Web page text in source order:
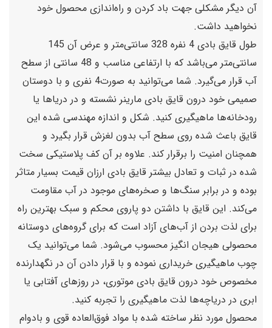
آن دیگر مشکلی جهت باد کردن و راه‌اندازی محصول خود
نخواهید داشت.
طول قایق بادی 4 نفره 328 سانتی‌متر و عرض آن 145
سانتی‌متر می‌باشد که با ارتفاعی مناسب و 48 سانتی از سطح
آب قرار می‌گیرد. شما می‌توانید به صورت4 نفری و با دوستان
صمیمی خود درون قایق بادی مارینر نشسته و در دریاها یا
رودخانه‌ها ماهیگیری کنید. شکل و اندازه مهندسی شده این
قایق باعث شده روی سطح آب بدون لغزش قرار بگیرد و
همچنان امنیت را برقرار کند. علاوه بر آن کف پلاستیکی سخت
شده در ثبات و تعادل بیشتر قایق بادی ارزان قیمت بسیار متاثر
بوده و در برابر سنگ‌ها و صخره‌های موجود در آب مقاومت
می‌کند. این قایق با داشتن دو پاروی محکم و سبک بهترین راه
برای لذت بردن از آب‌های آزاد است که برای گروه‌های دوستانه
محصولی هیجان انگیز محسوب می‌شود. شما می‌توانید یک
چوب ماهیگیری خریداری نموده و با قرار دادن آن در نگهدارنده
مخصوص خود درون قایق بادی موتوری، در روزهای آفتابی یا
ابری در دریاچه‌ها لذت ماهیگیری را تجربه کنید.
محصول مورد نظر ساخته شده با مواد فوق‌العاده قوی و بادوام